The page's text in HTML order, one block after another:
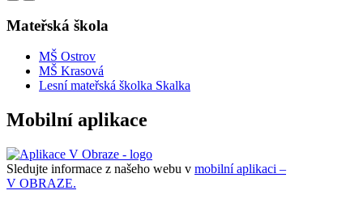
Mateřská škola
MŠ Ostrov
MŠ Krasová
Lesní mateřská školka Skalka
Mobilní aplikace
Sledujte informace z našeho webu v mobilní aplikaci –
V OBRAZE.